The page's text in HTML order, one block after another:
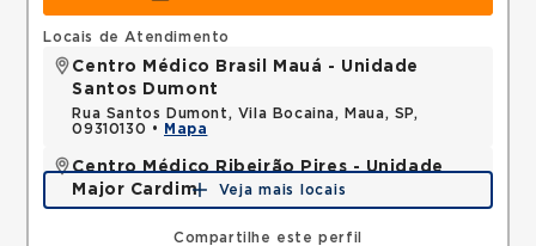
Compartilhe este perfil
Locais de Atendimento
Centro Médico Brasil Mauá - Unidade
Santos Dumont
Rua Santos Dumont, Vila Bocaina, Maua, SP,
09310130 •
Mapa
Centro Médico Ribeirão Pires - Unidade
Major Cardim
Rua Major Cardim, Suissa, Ribeirao Pires, SP,
Mapa
Veja mais locais